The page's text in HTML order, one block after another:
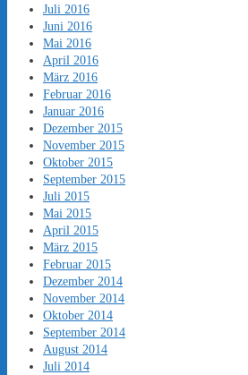
Juli 2016
Juni 2016
Mai 2016
April 2016
März 2016
Februar 2016
Januar 2016
Dezember 2015
November 2015
Oktober 2015
September 2015
Juli 2015
Mai 2015
April 2015
März 2015
Februar 2015
Dezember 2014
November 2014
Oktober 2014
September 2014
August 2014
Juli 2014